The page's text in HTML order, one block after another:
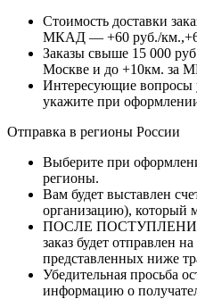
Стоимость доставки
МКАД — +60 руб./
Заказы свыше 15 000
Москве и до +10км. за
Интересующие вопросы
укажите при оформлении
Отправка в регионы России
Выберите при
регионы.
Вам будет выставлен
организацию), который
ПОСЛЕ
заказ будет отправлен
представленных ниже
Убедительная просьба
информацию о